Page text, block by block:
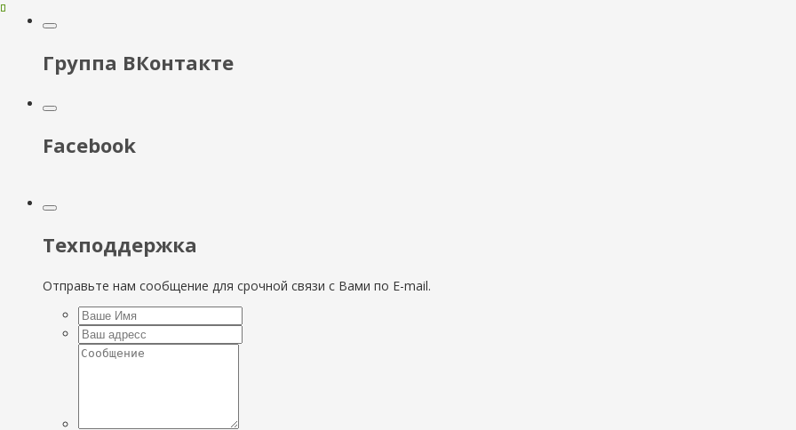
Группа ВКонтакте
Facebook
Техподдержка
Отправьте нам сообщение для срочной связи с Вами по E-mail.